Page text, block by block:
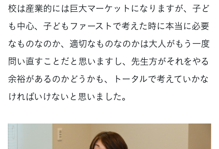
校は産業的には巨大マーケットになりますが、子ど
も中心、子どもファーストで考えた時に本当に必要
なものなのか、適切なものなのかは大人がもう一度
問い直すことだと思いますし、先生方がそれをやる
余裕があるのかどうかも、トータルで考えていかな
ければいけないと思いました。